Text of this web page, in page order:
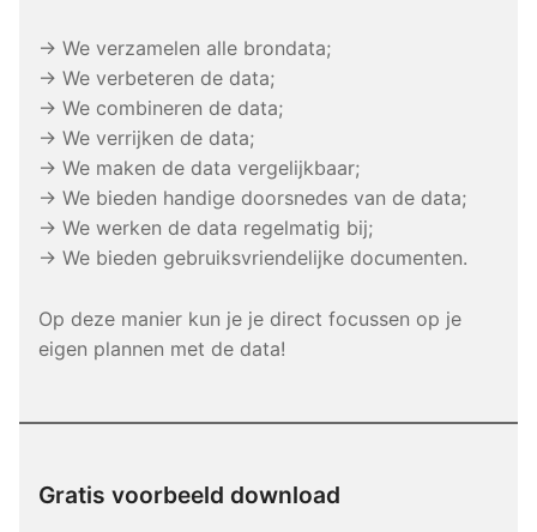
→ We verzamelen alle brondata;
→ We verbeteren de data;
→ We combineren de data;
→ We verrijken de data;
→ We maken de data vergelijkbaar;
→ We bieden handige doorsnedes van de data;
→ We werken de data regelmatig bij;
→ We bieden gebruiksvriendelijke documenten.
Op deze manier kun je je direct focussen op je
eigen plannen met de data!
Gratis voorbeeld download